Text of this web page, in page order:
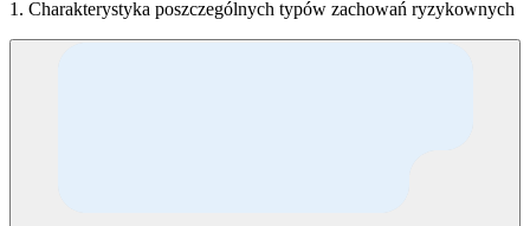
1. Charakterystyka poszczególnych typów zachowań ryzykownych